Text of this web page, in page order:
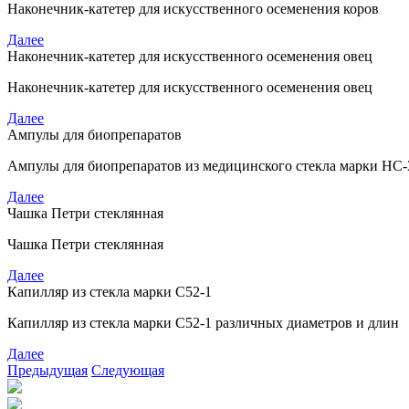
Наконечник-катетер для искусственного осеменения коров
Далее
Наконечник-катетер для искусственного осеменения овец
Наконечник-катетер для искусственного осеменения овец
Далее
Ампулы для биопрепаратов
Ампулы для биопрепаратов из медицинского стекла марки
Далее
Чашка Петри стеклянная
Чашка Петри стеклянная
Далее
Капилляр из стекла марки С52-1
Капилляр из стекла марки С52-1 различных диаметров и длин
Далее
Предыдущая Следующая